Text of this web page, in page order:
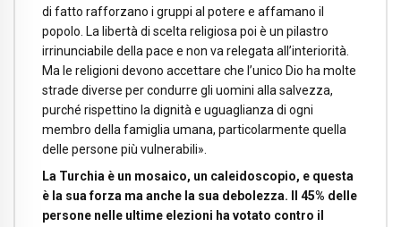
di fatto rafforzano i gruppi al potere e affamano il
popolo. La libertà di scelta religiosa poi è un pilastro
irrinunciabile della pace e non va relegata all’interiorità.
Ma le religioni devono accettare che l’unico Dio ha molte
strade diverse per condurre gli uomini alla salvezza,
purché rispettino la dignità e uguaglianza di ogni
membro della famiglia umana, particolarmente quella
delle persone più vulnerabili».
La Turchia è un mosaico, un caleidoscopio, e questa
è la sua forza ma anche la sua debolezza. Il 45% delle
persone nelle ultime elezioni ha votato contro il